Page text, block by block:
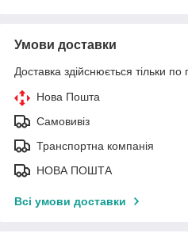
Умови доставки
Доставка здійснюється тільки по
Нова Пошта
Самовивіз
Транспортна компанія
НОВА ПОШТА
Всі умови доставки